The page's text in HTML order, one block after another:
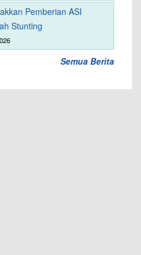
Pemberian ASI
Stunting
Semua Berita